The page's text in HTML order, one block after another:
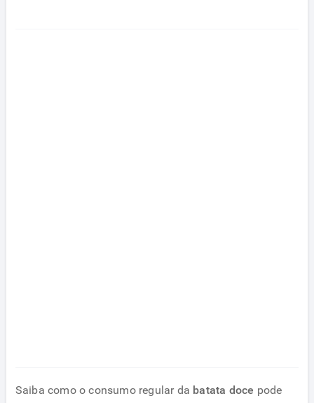
Saiba como o consumo regular da batata doce pode